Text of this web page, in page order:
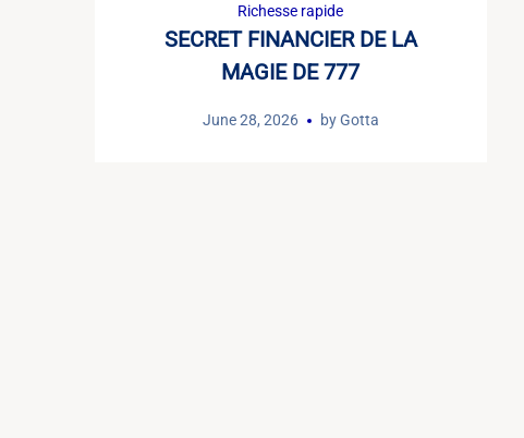
Richesse rapide
SECRET FINANCIER DE LA
MAGIE DE 777
June 28, 2026 byGotta